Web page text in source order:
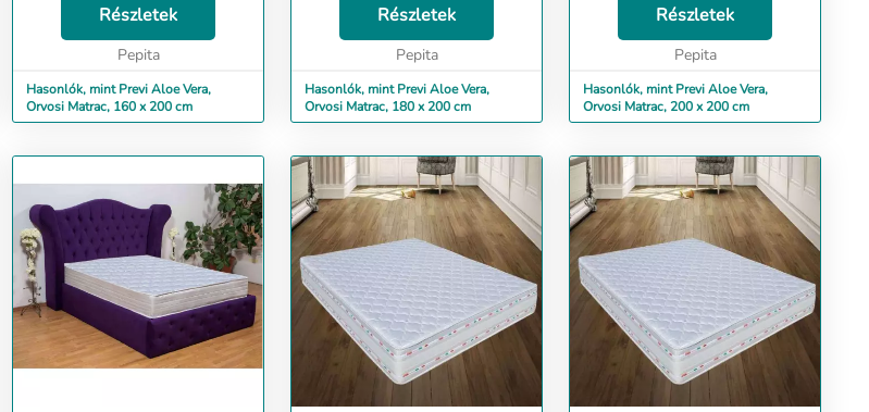
Nagy Ellen&aacute;ll&oacute;
k&eacute;pess&eacute;g
(sűrűs&eacute;g 38 kg / mc)
Részletek
Pepita
Hasonlók, mint Previ Aloe Vera,
Orvosi Matrac, 160 x 200 cm
Nagy Ellen&aacute;ll&oacute;
k&eacute;pess&eacute;g
(sűrűs&eacute;g 38 kg / mc)
Részletek
Pepita
Hasonlók, mint Previ Aloe Vera,
Orvosi Matrac, 180 x 200 cm
Nagy Ellen&aacute;ll&oacute;
k&eacute;pess&eacute;g
(sűrűs&eacute;g 38 kg / mc)
Részletek
Pepita
Hasonlók, mint Previ Aloe Vera,
Orvosi Matrac, 200 x 200 cm